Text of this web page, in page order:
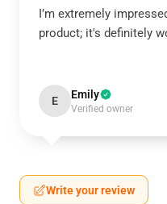
I’m extremely
product; it's definitely
E Emily
Verified owner
Write your review